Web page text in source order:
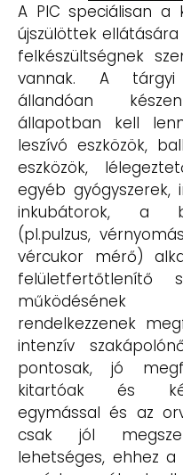
A PIC speciálisan
újszülöttek ellátására
felkészültségnek
vannak. A tárgyi
állandóan
állapotban kell
leszívó eszközök,
eszközök,
egyéb gyógyszerek,
inkubátorok, a
(pl.pulzus,
vércukor mérő)
felületfertőtlenítő
működésének
rendelkezzenek
intenzív
pontosak, jó
kitartóak és
egymással és az
csak jól
lehetséges, ehhez